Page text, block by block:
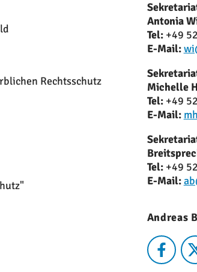
Rechtsschutz
Antonia
Tel:+49
E-Mail:
Michelle
Tel:+49
E-Mail:
Tel:+49
E-Mail:
Andreas